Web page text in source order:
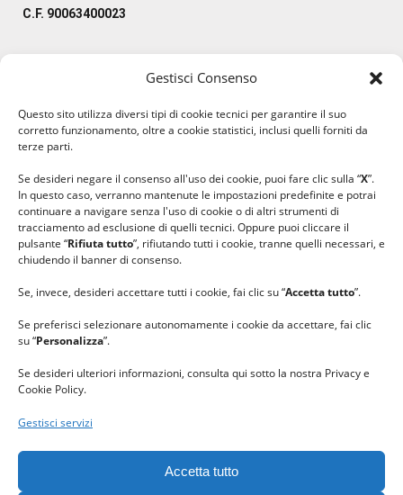
Gestisci Consenso
Questo sito utilizza diversi tipi di cookie tecnici per garantire il suo
corretto funzionamento, oltre a cookie statistici, inclusi quelli forniti da
terze parti.
Se desideri negare il consenso all'uso dei cookie, puoi fare clic sulla “X”.
In questo caso, verranno mantenute le impostazioni predefinite e potrai
continuare a navigare senza l'uso di cookie o di altri strumenti di
tracciamento ad esclusione di quelli tecnici. Oppure puoi cliccare il
pulsante “Rifiuta tutto”, rifiutando tutti i cookie, tranne quelli necessari, e
chiudendo il banner di consenso.
Se, invece, desideri accettare tutti i cookie, fai clic su “Accetta tutto”.
Se preferisci selezionare autonomamente i cookie da accettare, fai clic
su “Personalizza”.
Se desideri ulteriori informazioni, consulta qui sotto la nostra Privacy e
Cookie Policy.
Gestisci servizi
Accetta tutto
C.F. 90063400023
#lanaterapia
#ilcaloredellempatia